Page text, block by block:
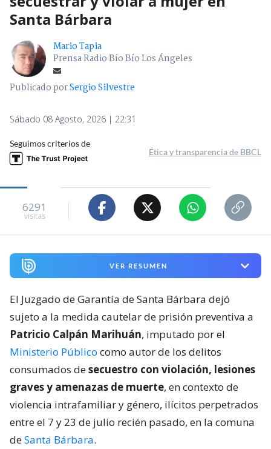
Santa Bárbara
Mario Tapia
Prensa Radio Bío Bío Los Ángeles
Publicado porSergio Silvestre
Sábado 08 Agosto, 2026 | 22:31
Seguimos criterios de
Ética y transparencia de BBCL
6291
visitas
VER RESUMEN
El Juzgado de Garantía de Santa Bárbara dejó
sujeto a la medida cautelar de prisión preventiva a
Patricio Calpán Marihuán, imputado por el
Ministerio Público como autor de los delitos
consumados desecuestro con violación, lesiones
graves y amenazas de muerte, en contexto de
violencia intrafamiliar y género, ilícitos perpetrados
entre el 7 y 23 de julio recién pasado, en la comuna
deSanta Bárbara.